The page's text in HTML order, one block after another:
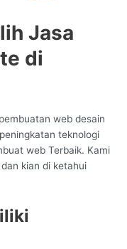
Jasa
di
web desain
teknologi
web Terbaik. Kami
kian di ketahui